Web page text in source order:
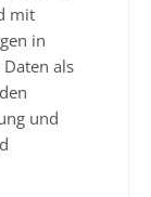
mit
in
als
und